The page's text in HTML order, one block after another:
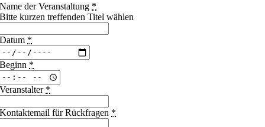
Name der Veranstaltung *
Bitte kurzen treffenden Titel wählen
Datum *
Beginn *
Veranstalter *
Kontaktemail für Rückfragen *